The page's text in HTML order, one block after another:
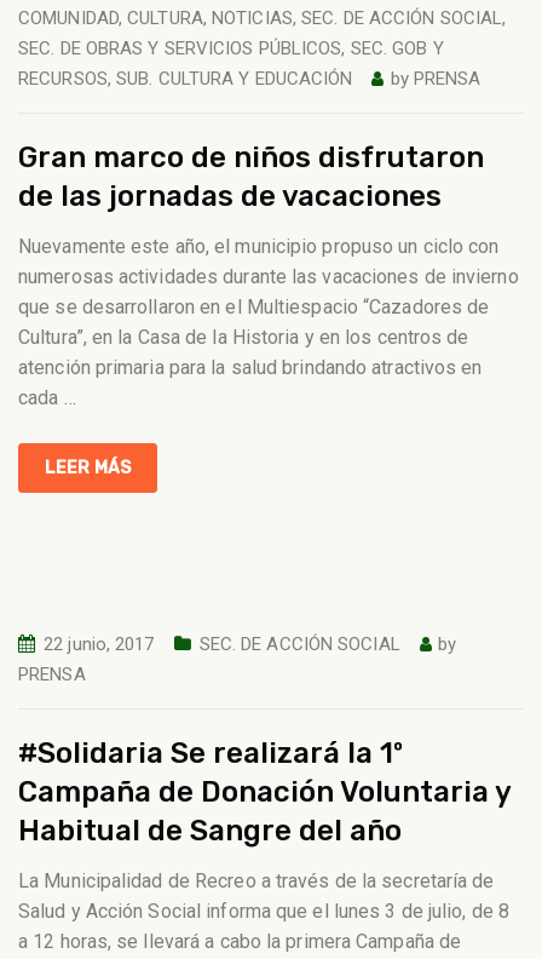
COMUNIDAD,CULTURA,NOTICIAS,SEC. DE ACCIÓN SOCIAL,
SEC. DE OBRAS Y SERVICIOS PÚBLICOS, SEC. GOB Y
RECURSOS,SUB. CULTURA Y EDUCACIÓN by PRENSA
Gran marco de niños disfrutaron
de las jornadas de vacaciones
Nuevamente este año, el municipio propuso un ciclo con
numerosas actividades durante las vacaciones de invierno
que se desarrollaron en el Multiespacio “Cazadores de
Cultura”, en la Casa de la Historia y en los centros de
atención primaria para la salud brindando atractivos en
cada
LEER MÁS
22 junio, 2017 SEC. DE ACCIÓN SOCIAL
by
PRENSA
#Solidaria Se realizará la 1º
Campaña de Donación Voluntaria y
Habitual de Sangre del año
La Municipalidad de Recreo a través de la secretaría de
Salud y Acción Social informa que el lunes 3 de julio, de 8
a 12 horas, se llevará a cabo la primera Campaña de